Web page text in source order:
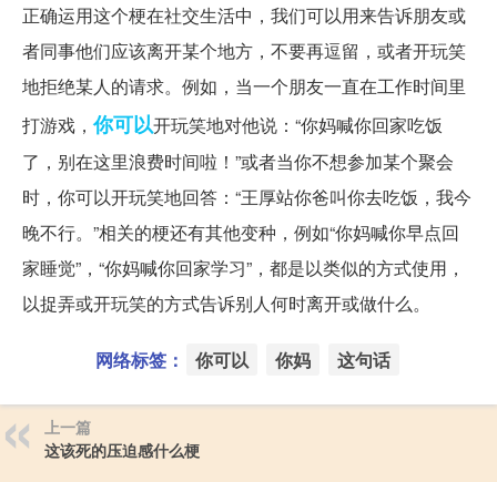
正确运用这个梗在社交生活中，我们可以用来告诉朋友或
者同事他们应该离开某个地方，不要再逗留，或者开玩笑
地拒绝某人的请求。例如，当一个朋友一直在工作时间里
打游戏，你可以开玩笑地对他说：“你妈喊你回家吃饭
了，别在这里浪费时间啦！”或者当你不想参加某个聚会
时，你可以开玩笑地回答：“王厚站你爸叫你去吃饭，我今
晚不行。”相关的梗还有其他变种，例如“你妈喊你早点回
家睡觉”，“你妈喊你回家学习”，都是以类似的方式使用，
以捉弄或开玩笑的方式告诉别人何时离开或做什么。
网络标签： 你可以 你妈 这句话
上一篇
这该死的压迫感什么梗